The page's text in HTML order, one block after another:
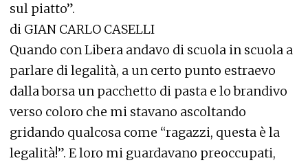
sul piatto”.
di GIAN CARLO CASELLI
Quando con Libera andavo di scuola in scuola a
parlare di legalità, a un certo punto estraevo
dalla borsa un pacchetto di pasta e lo brandivo
verso coloro che mi stavano ascoltando
gridando qualcosa come “ragazzi, questa è la
legalità!”. E loro mi guardavano preoccupati,